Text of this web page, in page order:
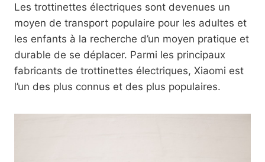
Les trottinettes électriques sont devenues un
moyen de transport populaire pour les adultes et
les enfants à la recherche d’un moyen pratique et
durable de se déplacer. Parmi les principaux
fabricants de trottinettes électriques, Xiaomi est
l’un des plus connus et des plus populaires.